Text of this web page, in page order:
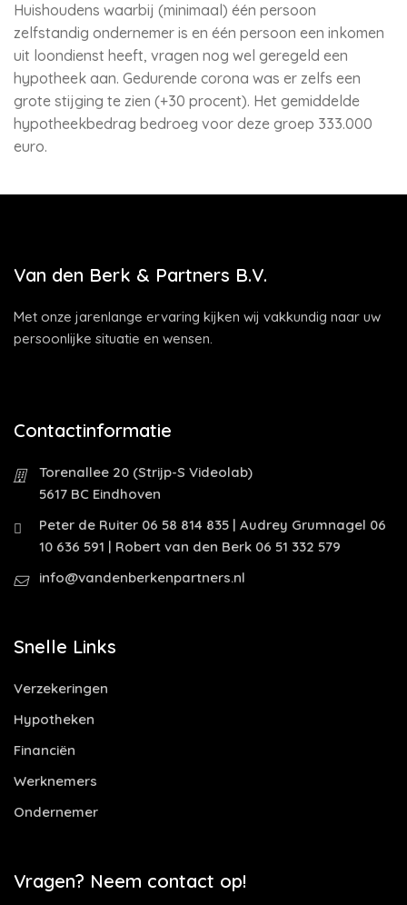
Huishoudens waarbij (minimaal) één persoon
zelfstandig ondernemer is en één persoon een inkomen
uit loondienst heeft, vragen nog wel geregeld een
hypotheek aan. Gedurende corona was er zelfs een
grote stijging te zien (+30 procent). Het gemiddelde
hypotheekbedrag bedroeg voor deze groep 333.000
euro.
Van den Berk & Partners B.V.
Met onze jarenlange ervaring kijken wij vakkundig naar uw
persoonlijke situatie en wensen.
Contactinformatie
Torenallee 20 (Strijp-S Videolab)
5617 BC Eindhoven
Peter de Ruiter 06 58 814 835 | Audrey Grumnagel 06
10 636 591 | Robert van den Berk 06 51 332 579
info@vandenberkenpartners.nl
Snelle Links
Verzekeringen
Hypotheken
Financiën
Werknemers
Ondernemer
Vragen? Neem contact op!